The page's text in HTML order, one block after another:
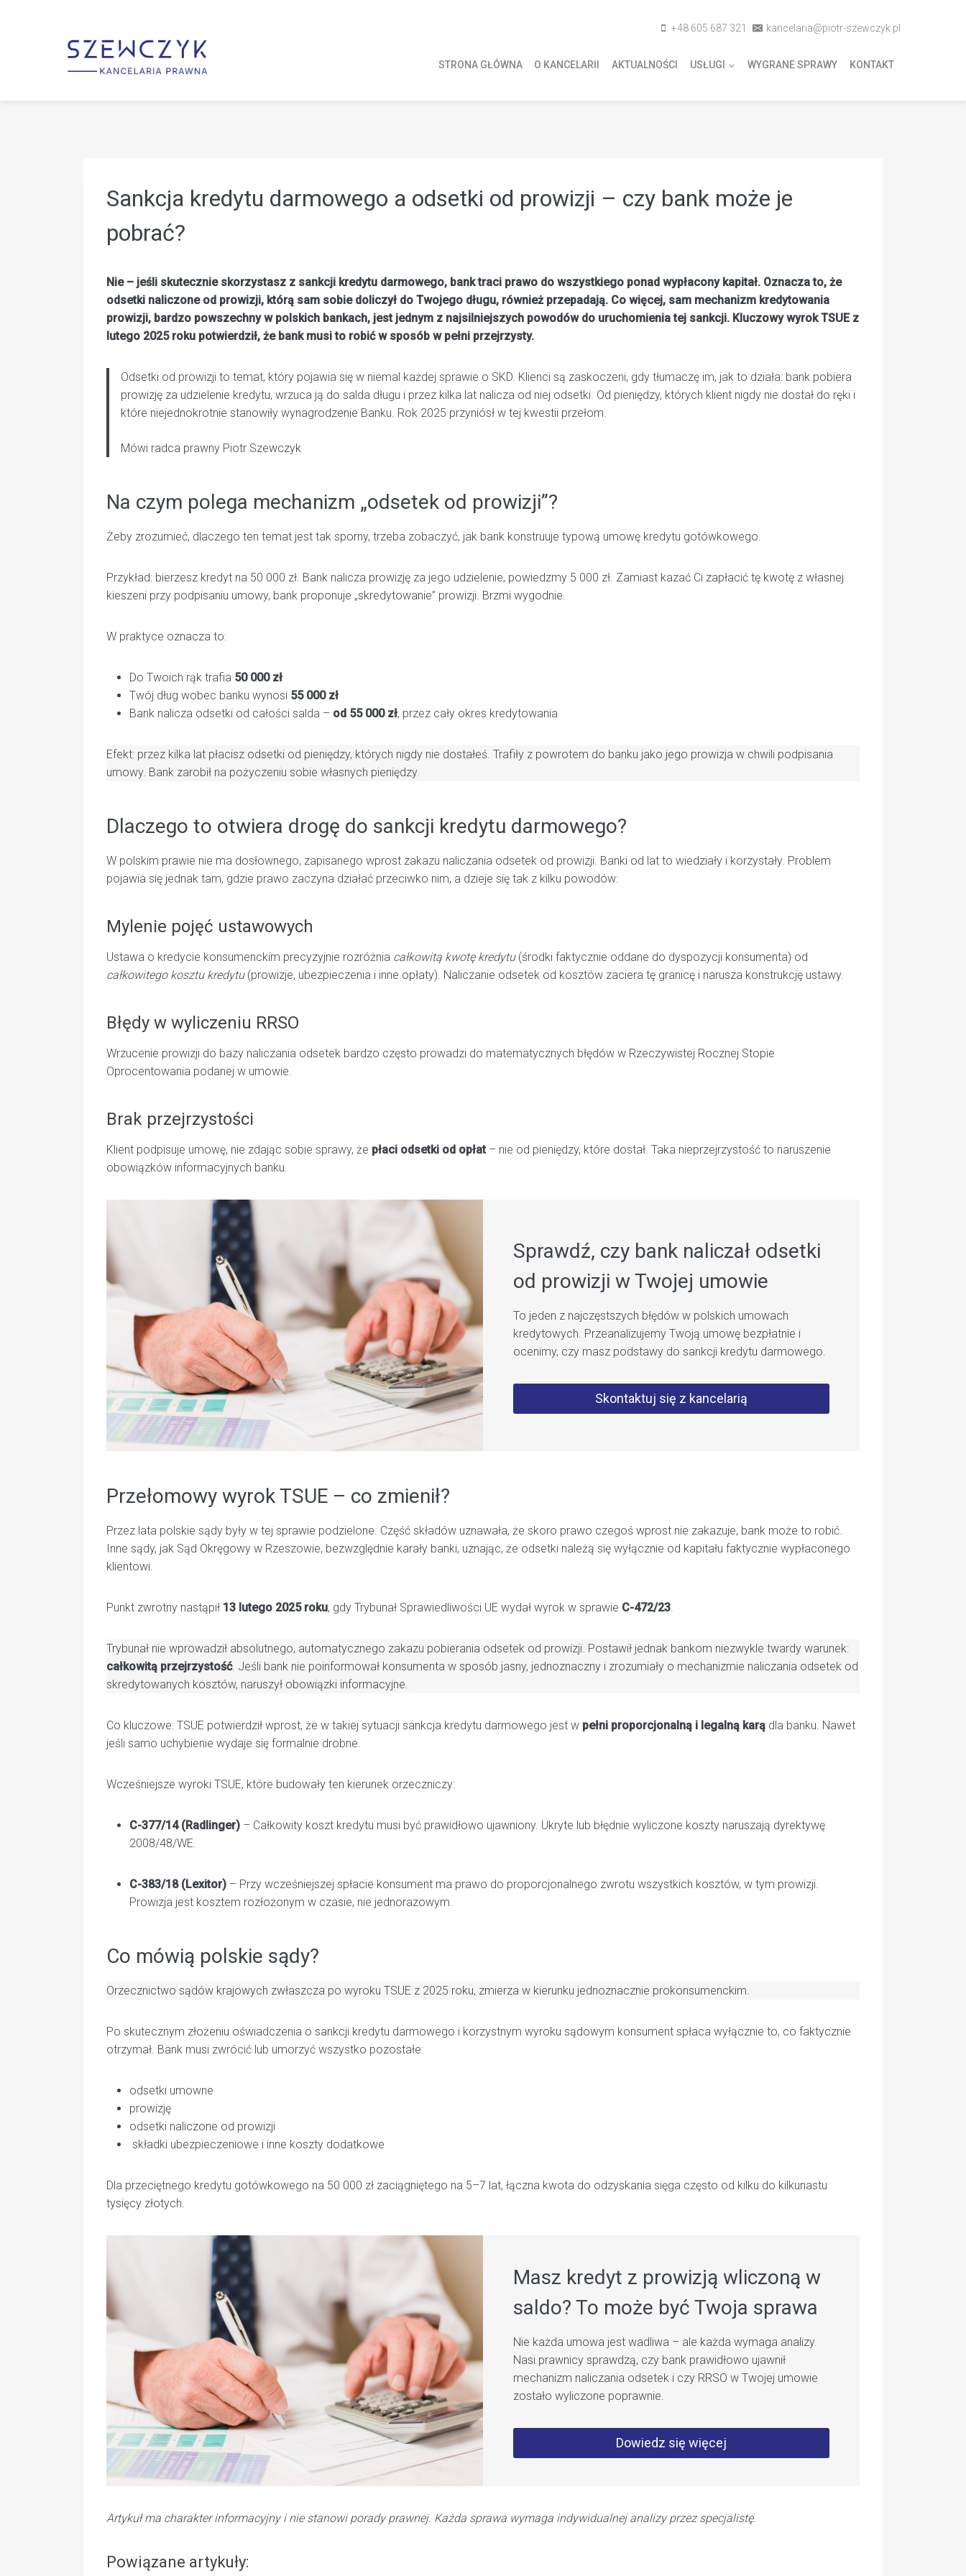
+48 605 687 321 kancelaria@piotr-szewczyk.pl
STRONA GŁÓWNA O KANCELARII AKTUALNOŚCI USŁUGI WYGRANE SPRAWY KONTAKT
Sankcja kredytu darmowego a odsetki od prowizji – czy bank może je
pobrać?
Nie – jeśli skutecznie skorzystasz z sankcji kredytu darmowego, bank traci prawo do wszystkiego ponad wypłacony kapitał. Oznacza to, że
odsetki naliczone od prowizji, którą sam sobie doliczył do Twojego długu, również przepadają. Co więcej, sam mechanizm kredytowania
prowizji, bardzo powszechny w polskich bankach, jest jednym z najsilniejszych powodów do uruchomienia tej sankcji. Kluczowy wyrok TSUE z
lutego 2025 roku potwierdził, że bank musi to robić w sposób w pełni przejrzysty.
Odsetki od prowizji to temat, który pojawia się w niemal każdej sprawie o SKD. Klienci są zaskoczeni, gdy tłumaczę im, jak to działa: bank pobiera
prowizję za udzielenie kredytu, wrzuca ją do salda długu i przez kilka lat nalicza od niej odsetki. Od pieniędzy, których klient nigdy nie dostał do ręki i
które niejednokrotnie stanowiły wynagrodzenie Banku. Rok 2025 przyniósł w tej kwestii przełom.
Mówi radca prawny Piotr Szewczyk
Na czym polega mechanizm „odsetek od prowizji”?
Żeby zrozumieć, dlaczego ten temat jest tak sporny, trzeba zobaczyć, jak bank konstruuje typową umowę kredytu gotówkowego.
Przykład: bierzesz kredyt na 50 000 zł. Bank nalicza prowizję za jego udzielenie, powiedzmy 5 000 zł. Zamiast kazać Ci zapłacić tę kwotę z własnej
kieszeni przy podpisaniu umowy, bank proponuje „skredytowanie” prowizji. Brzmi wygodnie.
W praktyce oznacza to:
Do Twoich rąk trafia 50 000 zł
Twój dług wobec banku wynosi 55 000 zł
Bank nalicza odsetki od całości salda – od 55 000 zł, przez cały okres kredytowania
Efekt: przez kilka lat płacisz odsetki od pieniędzy, których nigdy nie dostałeś. Trafiły z powrotem do banku jako jego prowizja w chwili podpisania
umowy. Bank zarobił na pożyczeniu sobie własnych pieniędzy.
Dlaczego to otwiera drogę do sankcji kredytu darmowego?
W polskim prawie nie ma dosłownego, zapisanego wprost zakazu naliczania odsetek od prowizji. Banki od lat to wiedziały i korzystały. Problem
pojawia się jednak tam, gdzie prawo zaczyna działać przeciwko nim, a dzieje się tak z kilku powodów:
Mylenie pojęć ustawowych
Ustawa o kredycie konsumenckim precyzyjnie rozróżnia całkowitą kwotę kredytu(środki faktycznie oddane do dyspozycji konsumenta) od
całkowitego kosztu kredytu(prowizje, ubezpieczenia i inne opłaty). Naliczanie odsetek od kosztów zaciera tę granicę i narusza konstrukcję ustawy.
Błędy w wyliczeniu RRSO
Wrzucenie prowizji do bazy naliczania odsetek bardzo często prowadzi do matematycznych błędów w Rzeczywistej Rocznej Stopie
Oprocentowania podanej w umowie.
Brak przejrzystości
Klient podpisuje umowę, nie zdając sobie sprawy, że płaci odsetki od opłat – nie od pieniędzy, które dostał. Taka nieprzejrzystość to naruszenie
obowiązków informacyjnych banku.
Sprawdź, czy bank naliczał odsetki
od prowizji w Twojej umowie
To jeden z najczęstszych błędów w polskich umowach
kredytowych. Przeanalizujemy Twoją umowę bezpłatnie i
ocenimy, czy masz podstawy do sankcji kredytu darmowego.
Skontaktuj się z kancelarią
Przełomowy wyrok TSUE – co zmienił?
Przez lata polskie sądy były w tej sprawie podzielone. Część składów uznawała, że skoro prawo czegoś wprost nie zakazuje, bank może to robić.
Inne sądy, jak Sąd Okręgowy w Rzeszowie, bezwzględnie karały banki, uznając, że odsetki należą się wyłącznie od kapitału faktycznie wypłaconego
klientowi.
Punkt zwrotny nastąpił 13 lutego 2025 roku, gdy Trybunał Sprawiedliwości UE wydał wyrok w sprawie C-472/23
Trybunał nie wprowadził absolutnego, automatycznego zakazu pobierania odsetek od prowizji. Postawił jednak bankom niezwykle twardy warunek:
całkowitą przejrzystość. Jeśli bank nie poinformował konsumenta w sposób jasny, jednoznaczny i zrozumiały o mechanizmie naliczania odsetek od
skredytowanych kosztów, naruszył obowiązki informacyjne.
Co kluczowe: TSUE potwierdził wprost, że w takiej sytuacji sankcja kredytu darmowego jest w pełni proporcjonalną i legalną karą dla banku. Nawet
jeśli samo uchybienie wydaje się formalnie drobne.
Wcześniejsze wyroki TSUE, które budowały ten kierunek orzeczniczy:
C-377/14 (Radlinger) – Całkowity koszt kredytu musi być prawidłowo ujawniony. Ukryte lub błędnie wyliczone koszty naruszają dyrektywę
2008/48/WE.
C-383/18 (Lexitor) – Przy wcześniejszej spłacie konsument ma prawo do proporcjonalnego zwrotu wszystkich kosztów, w tym prowizji.
Prowizja jest kosztem rozłożonym w czasie, nie jednorazowym.
Co mówią polskie sądy?
Orzecznictwo sądów krajowych zwłaszcza po wyroku TSUE z 2025 roku, zmierza w kierunku jednoznacznie prokonsumenckim.
Po skutecznym złożeniu oświadczenia o sankcji kredytu darmowego i korzystnym wyroku sądowym konsument spłaca wyłącznie to, co faktycznie
otrzymał. Bank musi zwrócić lub umorzyć wszystko pozostałe:
odsetki umowne
prowizję
odsetki naliczone od prowizji
składki ubezpieczeniowe i inne koszty dodatkowe
Dla przeciętnego kredytu gotówkowego na 50 000 zł zaciągniętego na 5–7 lat, łączna kwota do odzyskania sięga często od kilku do kilkunastu
tysięcy złotych.
Masz kredyt z prowizją wliczoną w
saldo? To może być Twoja sprawa
Nie każda umowa jest wadliwa – ale każda wymaga analizy.
Nasi prawnicy sprawdzą, czy bank prawidłowo ujawnił
mechanizm naliczania odsetek i czy RRSO w Twojej umowie
zostało wyliczone poprawnie.
Dowiedz się więcej
Artykuł ma charakter informacyjny i nie stanowi porady prawnej. Każda sprawa wymaga indywidualnej analizy przez specjalistę.
Powiązane artykuły: